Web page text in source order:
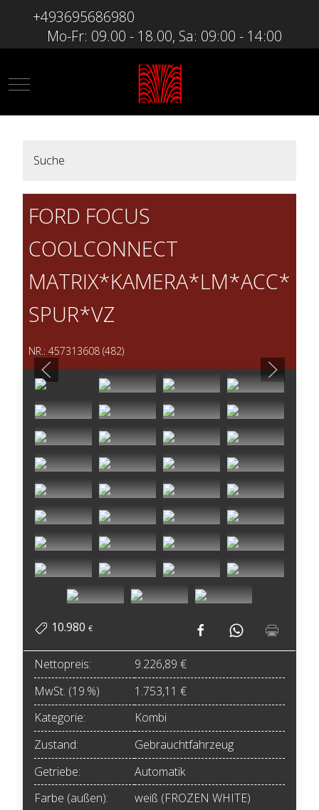
+493695686980
Mo-Fr: 09.00 - 18.00, Sa: 09:00 - 14:00
Mobile Menu Toggle
Suche
FORD FOCUS
COOLCONNECT
MATRIX*KAMERA*LM*ACC*
SPUR*VZ
NR.: 457313608 (482)
10.980 €
Nettopreis:
9.226,89 €
MwSt. (19.%)
1.753,11 €
Kategorie:
Kombi
Zustand:
Gebrauchtfahrzeug
Getriebe:
Automatik
Farbe (außen):
weiß (FROZEN WHITE)